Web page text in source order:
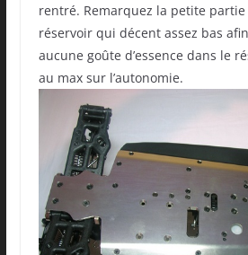
rentré. Remarquez la petite
réservoir qui décent assez bas
aucune goûte d’essence dans le
au max sur l’autonomie.